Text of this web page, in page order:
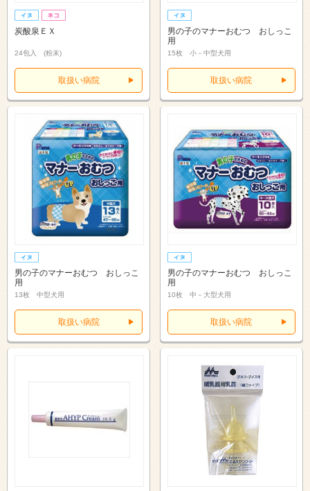
炭酸泉ＥＸ
24包入 (粉末)
取扱い病院
男の子のマナーおむつ おしっこ
用
15枚 小－中型犬用
取扱い病院
男の子のマナーおむつ おしっこ
用
13枚 中型犬用
取扱い病院
男の子のマナーおむつ おしっこ
用
10枚 中－大型犬用
取扱い病院